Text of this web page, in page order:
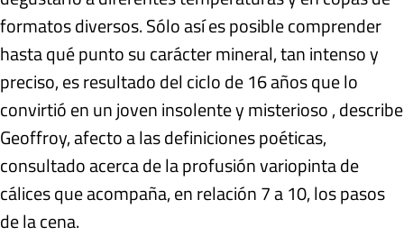
formatos diversos. Sólo así es posible comprender
hasta qué punto su carácter mineral, tan intenso y
preciso, es resultado del ciclo de 16 años que lo
convirtió en un joven insolente y misterioso , describe
Geoffroy, afecto a las definiciones poéticas,
consultado acerca de la profusión variopinta de
cálices que acompaña, en relación 7 a 10, los pasos
de la cena.